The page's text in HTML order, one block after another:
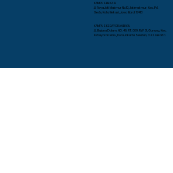
KAMPUS BEKASI
Jl. Raya Jati Makmur No.10, Jatimakmur, Kec. Pd.
Gede, Kota Bekasi, Jawa Barat 17413
KAMPUS KEBAYORAN BARU
JL. Bujana Dalam, NO. 48, RT. 009, RW. 01, Gunung, Kec.
Kebayoran Baru, Kota Jakarta Selatan, D.K.I. Jakarta